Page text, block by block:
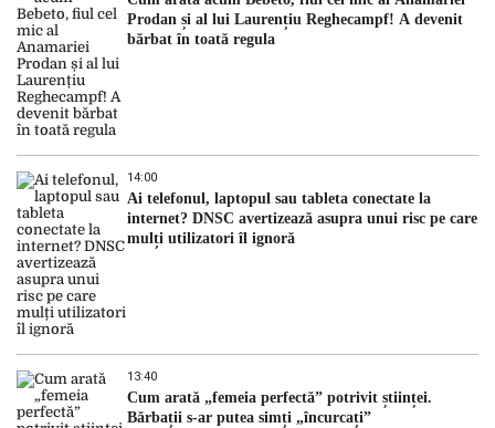
Prodan și al lui Laurențiu Reghecampf! A devenit
bărbat în toată regula
14:00
Ai telefonul, laptopul sau tableta conectate la
internet? DNSC avertizează asupra unui risc pe care
mulți utilizatori îl ignoră
13:40
Cum arată „femeia perfectă” potrivit științei.
Bărbații s-ar putea simți „încurcați”